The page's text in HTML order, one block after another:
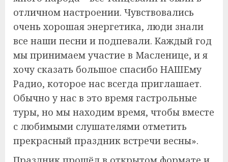
отличном настроении. Чувствовались
очень хорошая энергетика, люди знали
все наши песни и подпевали. Каждый год
мы принимаем участие в Масленице, и я
хочу сказать большое спасибо НАШЕму
Радио, которое нас всегда приглашает.
Обычно у нас в это время гастрольные
туры, но мы находим время, чтобы вместе
с любимыми слушателями отметить
прекрасный праздник встречи весны».